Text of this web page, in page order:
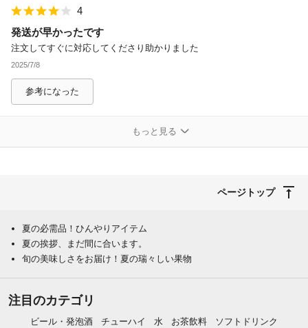
4
発送が早かったです
注文してすぐに対応してくださり助かりました
2025/7/8
参考になった
もっと見る
ページトップ
夏の必需品！ひんやりアイテム
夏の挨拶、まだ間に合います。
旬の美味しさをお届け！夏の瑞々しい果物
注目のカテゴリ
ビール・発泡酒 チューハイ 水 お茶飲料 ソフトドリンク